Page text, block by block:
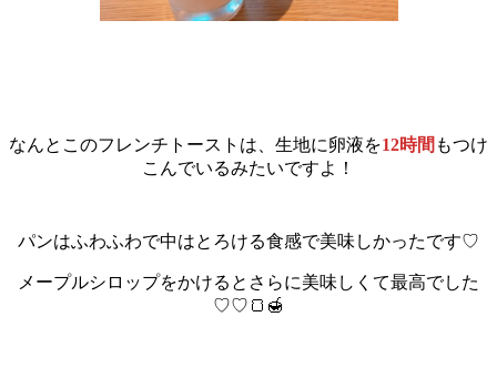
なんとこのフレンチトーストは、生地に卵液を12時間 もつけ
こんでいるみたいですよ！
パンはふわふわで中はとろける食感で美味しかったです♡
メープルシロップをかけるとさらに美味しくて最高でした
♡♡🍞🍯